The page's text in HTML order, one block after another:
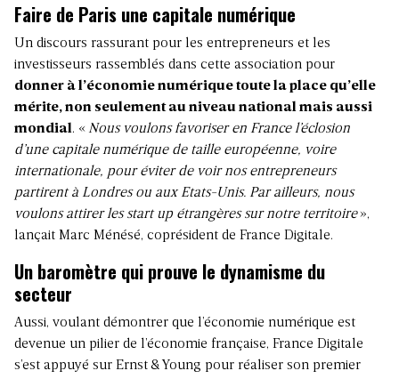
Faire de Paris une capitale numérique
Un discours rassurant pour les entrepreneurs et les
investisseurs rassemblés dans cette association pour
donner à l’économie numérique toute la place qu’elle
mérite, non seulement au niveau national mais aussi
mondial. « Nous voulons favoriser en France l’éclosion
d’une capitale numérique de taille européenne, voire
internationale, pour éviter de voir nos entrepreneurs
partirent à Londres ou aux Etats-Unis. Par ailleurs, nous
voulons attirer les start up étrangèressur notre territoire»,
lançait Marc Ménésé, coprésident de France Digitale.
Un baromètre qui prouve le dynamisme du
secteur
Aussi, voulant démontrer que l’économie numérique est
devenue un pilier de l’économie française, France Digitale
s’est appuyé sur Ernst& Young pour réaliser son premier